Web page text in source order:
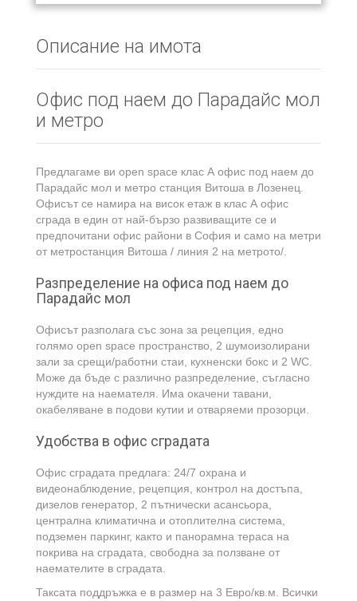
Описание на имота
Офис под наем до Парадайс мол
и метро
Предлагаме ви open space клас А офис под наем до
Парадайс мол и метро станция Витоша в Лозенец.
Офисът се намира на висок етаж в клас А офис
сграда в един от най-бързо развиващите се и
предпочитани офис райони в София и само на метри
от метростанция Витоша / линия 2 на метрото/.
Разпределение на офиса под наем до
Парадайс мол
Офисът разполага със зона за рецепция, едно
голямо open space пространство, 2 шумоизолирани
зали за срещи/работни стаи, кухненски бокс и 2 WC.
Може да бъде с различно разпределение, съгласно
нуждите на наемателя. Има окачени тавани,
окабеляване в подови кутии и отваряеми прозорци.
Удобства в офис сградата
Офис сградата предлага: 24/7 охрана и
видеонаблюдение, рецепция, контрол на достъпа,
дизелов генератор, 2 пътнически асансьора,
централна климатична и отоплителна система,
подземен паркинг, както и панорамна тераса на
покрива на сградата, свободна за ползване от
наемателите в сградата.
Таксата поддръжка е в размер на 3 Евро/кв.м. Всички